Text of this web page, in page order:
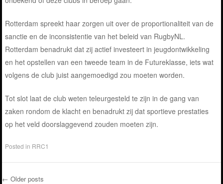
Rotterdam spreekt haar zorgen uit over de proportionaliteit van de
sanctie en de inconsistentie van het beleid van RugbyNL.
Rotterdam benadrukt dat zij actief investeert in jeugdontwikkeling
en het opstellen van een tweede team in de Futureklasse, iets wat
volgens de club juist aangemoedigd zou moeten worden.
Tot slot laat de club weten teleurgesteld te zijn in de gang van
zaken rondom de klacht en benadrukt zij dat sportieve prestaties
op het veld doorslaggevend zouden moeten zijn.
Posted in RRC1
← Older posts